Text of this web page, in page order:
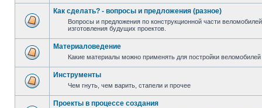
Как сделать? - вопросы и предложения (разное)
Вопросы и предложения по конструкционной части
изготовления будущих проектов.
Материаловедение
Какие материалы можно применять для постройки
Инструменты
Чем гнуть, чем варить, стапели и прочее
Проекты в процессе создания